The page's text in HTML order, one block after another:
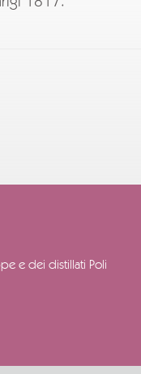
e dei distillati Poli